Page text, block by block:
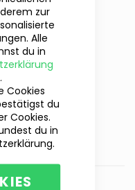
zur
Alle
du in
Cookies
du
Cookies.
du in